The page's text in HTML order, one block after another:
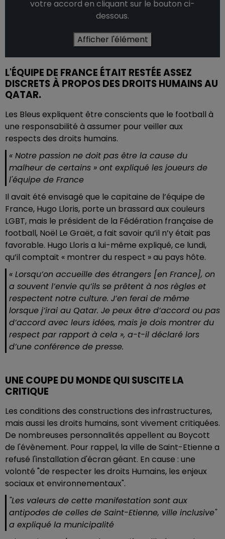
votre accord en cliquant sur le bouton ci-
dessous.
Afficher l'élément
L'ÉQUIPE DE FRANCE ÉTAIT RESTÉE ASSEZ
DISCRETS À PROPOS DES DROITS HUMAINS AU
QATAR.
Les Bleus expliquent être conscients que le football à
une responsabilité à assumer pour veiller aux
respects des droits humains.
« Notre passion ne doit pas être la cause du
malheur de certains » ont expliqué les joueurs de
l'équipe de France
Il avait été envisagé que le capitaine de l’équipe de
France, Hugo Lloris, porte un brassard aux couleurs
LGBT, mais le président de la Fédération française de
football, Noël Le Graët, a fait savoir qu’il n’y était pas
favorable. Hugo Lloris a lui-même expliqué, ce lundi,
qu’il comptait « montrer du respect » au pays hôte.
« Lorsqu’on accueille des étrangers [en France], on
a souvent l’envie qu’ils se prêtent à nos règles et
respectent notre culture. J’en ferai de même
lorsque j’irai au Qatar. Je peux être d’accord ou pas
d’accord avec leurs idées, mais je dois montrer du
respect par rapport à cela », a-t-il déclaré lors
d’une conférence de presse.
UNE COUPE DU MONDE QUI SUSCITE LA
CRITIQUE
Les conditions des constructions des infrastructures,
mais aussi les droits humains, sont vivement critiquées.
De nombreuses personnalités appellent au Boycott
de l'évènement. Pour rappel, la ville de Saint-Etienne a
refusé l'installation d'écran géant. En cause : une
volonté "de respecter les droits Humains, les enjeux
sociaux et environnementaux".
"Les valeurs de cette manifestation sont aux
antipodes de celles de Saint-Etienne, ville inclusive"
a expliqué la municipalité